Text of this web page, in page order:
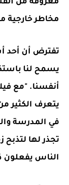
مخاطر خارجية
تفترض أن أحد
يسمح لنا
أنفسنا. "مع
يتعرف الكثير
في المدرسة
تجذر لها لتذبح
الناس يفعلون